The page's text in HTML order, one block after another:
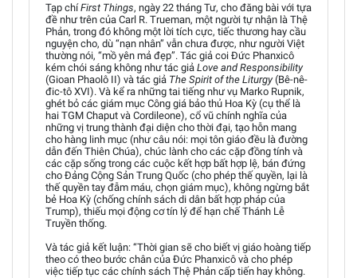
Tạp chíFirst Things, ngày 22 tháng Tư, cho đăng bài với tựa
đề như trên của Carl R. Trueman, một người tự nhận là Thệ
Phản, trong đó không một lời tích cực, tiếc thương hay cầu
nguyện cho, dù “nạn nhân” vẫn chưa được, như người Việt
thường nói, “mồ yên mả đẹp”. Tác giả coi Đức Phanxicô
kém chói sáng không như tác giả Love and Responsibility
(Gioan Phaolô II) và tác giả The Spirit of the Liturgy(Bê-nê-
đic-tô XVI). Và kể ra những tai tiếng như vụ Marko Rupnik,
ghét bỏ các giám mục Công giá bảo thủ Hoa Kỳ (cụ thể là
hai TGM Chaput và Cordileone), cổ vũ chính nghĩa của
những vị trung thành đại diện cho thời đại, tạo hỗn mang
cho hàng linh mục (như câu nói: mọi tôn giáo đều là đường
dẫn đến Thiên Chúa), chúc lành cho các cặp đồng tính và
các cặp sống trong các cuộc kết hợp bất hợp lệ, bán đứng
cho Đảng Cộng Sản Trung Quốc (cho phép thế quyền, lại là
thế quyền tay đẫm máu, chọn giám mục), không ngừng bắt
bẻ Hoa Kỳ (chống chính sách di dân bất hợp pháp của
Trump), thiếu mọi động cơ tín lý để hạn chế Thánh Lễ
Truyền thống.
Và tác giả kết luận: “Thời gian sẽ cho biết vị giáo hoàng tiếp
theo có theo bước chân của Đức Phanxicô và cho phép
việc tiếp tục các chính sách Thệ Phản cấp tiến hay không.